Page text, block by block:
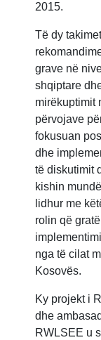
2015.
Të dy
grave në
shqiptare
mirëkuptimit
përvojave
fokusuan
dhe
të diskutimit
kishin
lidhur me
rolin që
nga të cilat
Kosovës.
Ky projekt i
dhe
RWLSEE u